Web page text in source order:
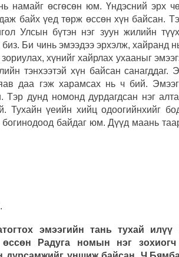
намайг өсгөсөн юм. Үндэсний эрх
байх үед төрж өссөн хүн байсан.
Улсын бүтэн нэг зуун жилийн
Би чинь эмээдээ эрхэлж, хайранд
хүнийг хайрлах ухааныг
тэнхээтэй хүн байсан санагддаг.
даа гэж харамсах нь ч бий.
Тэр дунд номонд дурдагдсан нэг
Тухайн үеийн хийц одоогийнхийг
байдаг юм. Дүүд маань
эмээгийн тань тухай
өссөн Радуга номын нэг